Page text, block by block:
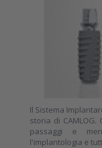
Il Sistema
storia di
passaggi e
l'implantologia e